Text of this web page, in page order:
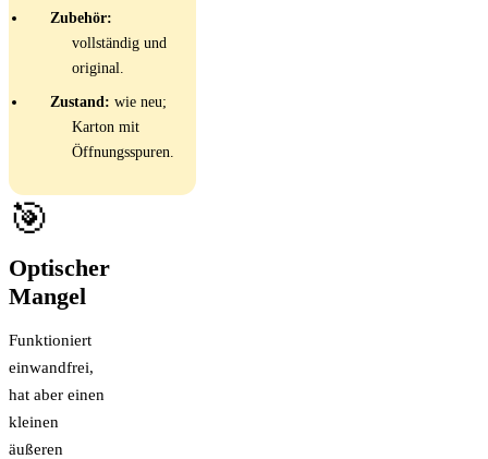
Zubehör:
vollständig und
original.
Zustand: wie neu;
Karton mit
Öffnungsspuren.
🎯
Optischer
Mangel
Funktioniert
einwandfrei,
hat aber einen
kleinen
äußeren